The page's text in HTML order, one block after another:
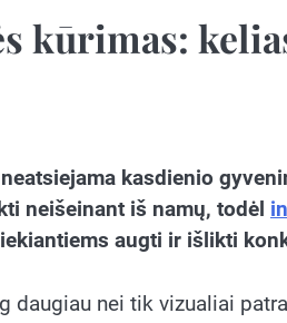
kūrimas:
kasdienio
neišeinant iš namų, todėl
augti ir išlikti
daugiau nei tik vizualiai